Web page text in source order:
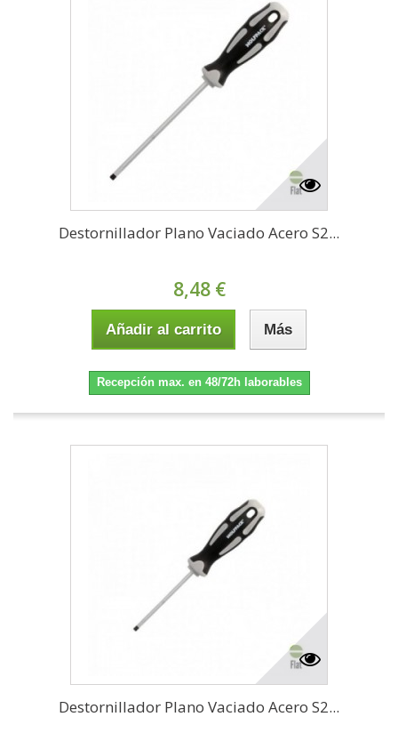
Destornillador Plano Vaciado Acero S2...
8,48 €
Añadir al carrito Más
Recepción max. en 48/72h laborables
Destornillador Plano Vaciado Acero S2...